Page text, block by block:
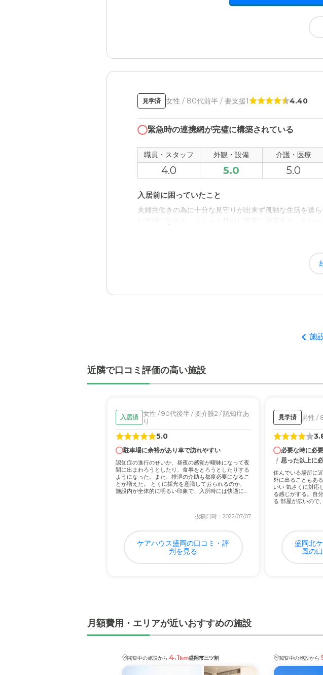
見学済 女性 / 80代前半 / 要支援1 4.40
緊急時の連携網が完璧に構築されている
職員・スタッフ 外観・設備 介護・医療
4.0 5.0 5.0
入居前に困っていたこと
夫婦共働きの為に十分な見守りが出来ず孤独な生活を送
設備的なもの以上に、やはりそこで働くスタッフさん及
職員・スタッフ・他入居者の雰囲気について
考えると、ちょっとこれは無理やりなんじゃないか？と思
緊急時の各所との連携網が完璧に構築されており、とて
近隣環境や交通アクセスについて
市内に在るので訪問するにはとても便利です。入居者の
まり関係ないのかなと感じました。
料金費用について
相場価格だと思います。各施設側が提示する料金にマッ
施
近隣で口コミ評価の高い施設
入居済 女性 / 90代後半 / 要介護2 / 認知症あ
り
5.0
駐車場に余裕があり車で訪れやすい
認知症の進行のせいか、昼夜の感覚が曖昧になって夜
間に出まわろうとしたり、食事をとろうとしたりする
ようになった。また、排泄の介助も都度必要になるこ
とが増えた。 とくに採光を意識しておられるのか、
施設内が全体的に明るい印象で、入所時には快適に過
投稿日時：2022/07/07
ケアハウス盛岡の口コミ・評
判を見る
見学済 男性 /
必要な時に必
思った以上に
住んでいる場所に
外に出ることもあ
いい 気さくに対応
る感じがする。自
る 部屋が広いので
盛岡北
風の
月額費用・エリアが近いおすすめの施設
閲覧中の施設から 4.1km盛岡市三ツ割 閲覧中の施設から